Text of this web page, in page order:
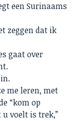
een Surinaams
zeggen dat ik
gaat over
me leren, met
“kom op
voelt is trek,”